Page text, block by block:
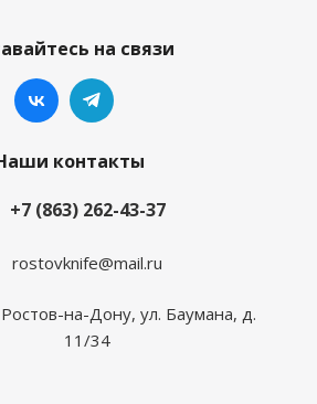
на связи
контакты
+7 (863) 262-43-37
rostovknife@mail.ru
на-Дону, ул. Баумана, д.
11/34